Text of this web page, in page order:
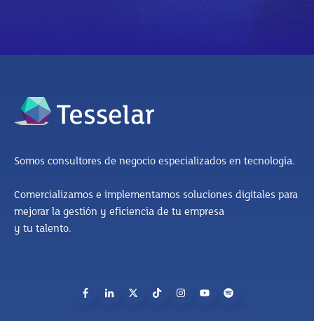
Somos consultores de negocio especializados en tecnología.
Comercializamos e implementamos soluciones digitales para
mejorar la gestión y eficiencia de tu empresa
y tu talento.